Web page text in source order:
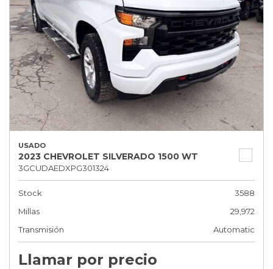
USADO
2023 CHEVROLET SILVERADO 1500 WT
3GCUDAEDXPG301324
Stock
3588
Millas
29,972
Transmisión
Automatic
Llamar por precio